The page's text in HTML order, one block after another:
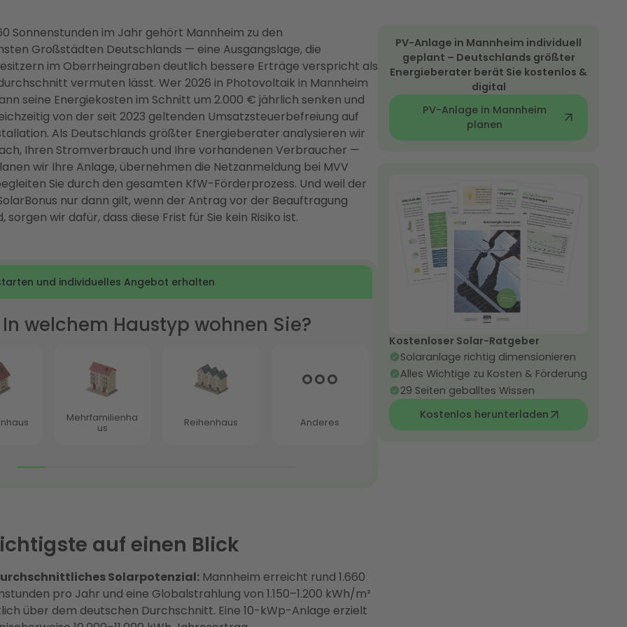
Sonnenstunden im Jahr gehört Mannheim zu den
Großstädten Deutschlands — eine Ausgangslage, die
im Oberrheingraben deutlich bessere Erträge verspricht als
vermuten lässt. Wer 2026 in Photovoltaik in Mannheim
seine Energiekosten im Schnitt um 2.000 € jährlich senken und
von der seit 2023 geltenden Umsatzsteuerbefreiung auf
Als Deutschlands größter Energieberater analysieren wir
Ihren Stromverbrauch und Ihre vorhandenen Verbraucher —
wir Ihre Anlage, übernehmen die Netzanmeldung bei MVV
Sie durch den gesamten KfW-Förderprozess. Und weil der
nur dann gilt, wenn der Antrag vor der Beauftragung
sorgen wir dafür, dass diese Frist für Sie kein Risiko ist.
auf einen Blick
Solarpotenzial: Mannheim erreicht rund 1.660
pro Jahr und eine Globalstrahlung von 1.150–1.200 kWh/m²
über dem deutschen Durchschnitt. Eine 10-kWp-Anlage erzielt
PV-Anlage in Mannheim individuell
geplant – Deutschlands größter
Energieberater berät Sie kostenlos &
digital
PV-Anlage in Mannheim
planen
Kostenloser Solar-Ratgeber
Solaranlage richtig dimensionieren
Alles Wichtige zu Kosten & Förderung
29 Seiten geballtes Wissen
Kostenlos herunterladen